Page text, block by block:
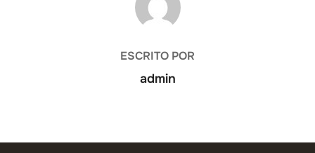
ESCRITO POR
admin